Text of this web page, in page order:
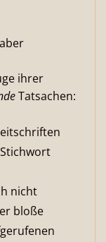
ihrer
Tatsachen:
nicht
bloße